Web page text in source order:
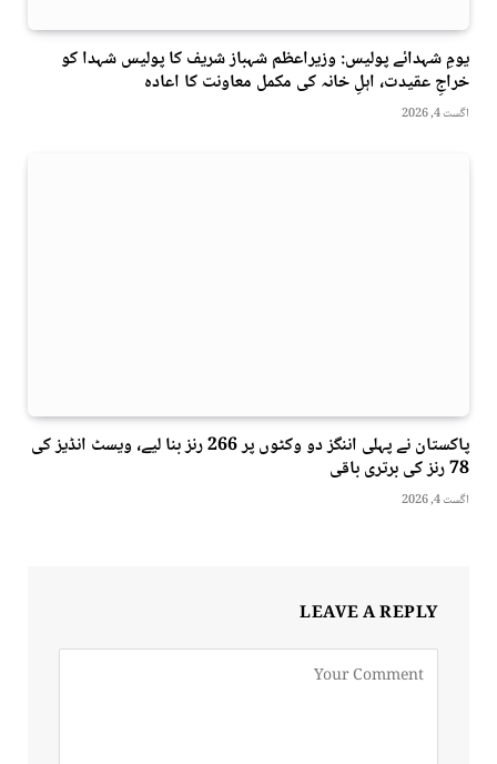
یومِ شہدائے پولیس: وزیراعظم شہباز شریف کا پولیس شہدا کو
خراجِ عقیدت، اہلِ خانہ کی مکمل معاونت کا اعادہ
اگست 4, 2026
پاکستان نے پہلی اننگز دو وکٹوں پر 266 رنز بنا لیے، ویسٹ انڈیز کی
78 رنز کی برتری باقی
اگست 4, 2026
LEAVE A REPLY